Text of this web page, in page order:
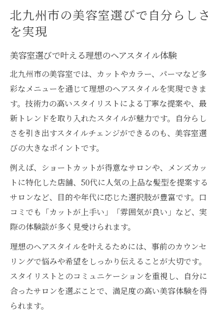
北九州エリアで話題の美容室選び徹底ガイ
ド
美容室選びで大切なカウンセリングの活用
法
美容室マガジンが導く最新ヘアトレンド案内
美容室マガジン注目の最新ヘアトレンド特
集
トレンドを押さえる美容室の選び方入門
美容室で叶う季節ごとの人気ヘアスタイル
紹介
北九州発美容室のトレンドスタイル徹底チ
ェック
美容室のプロが教える旬のカラーやカット
技術
カットが上手い美容室を探すコツを徹底解説
北九州でカットが上手い美容室の見分け方
美容室のカット技術を口コミで比較する方
法
ショートカットが得意な美容室の選び方と
北九州市の美容室選びで自分らしさ
を実現
美容室選びで叶える理想のヘアスタイル体験
北九州市の美容室では、カットやカラー、パーマなど多
彩なメニューを通じて理想のヘアスタイルを実現できま
す。技術力の高いスタイリストによる丁寧な提案や、最
新トレンドを取り入れたスタイルが魅力です。自分らし
さを引き出すスタイルチェンジができるのも、美容室選
びの大きなポイントです。
例えば、ショートカットが得意なサロンや、メンズカッ
トに特化した店舗、50代に人気の上品な髪型を提案する
サロンなど、目的や年代に応じた選択肢が豊富です。口
コミでも「カットが上手い」「雰囲気が良い」など、実
際の体験談が多く見受けられます。
理想のヘアスタイルを叶えるためには、事前のカウンセ
リングで悩みや希望をしっかり伝えることが大切です。
スタイリストとのコミュニケーションを重視し、自分に
合ったサロンを選ぶことで、満足度の高い美容体験を得
られます。